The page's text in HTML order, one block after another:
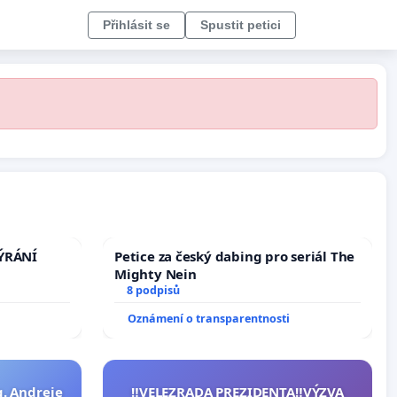
Přihlásit se Spustit petici
Petice za český dabing pro seriál The
Mighty Nein
8 podpisů
Oznámení o transparentnosti
Andreje
‼️VELEZRADA PREZIDENTA‼️VÝZVA